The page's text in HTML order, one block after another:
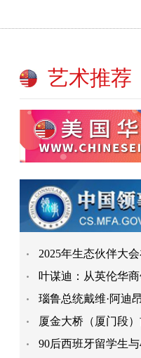
艺术推荐
2025年生态伙伴大
叶谋迪：从英伦华
瑙鲁总统戴维·阿迪
厦金大桥（厦门段
90后西班牙留学生